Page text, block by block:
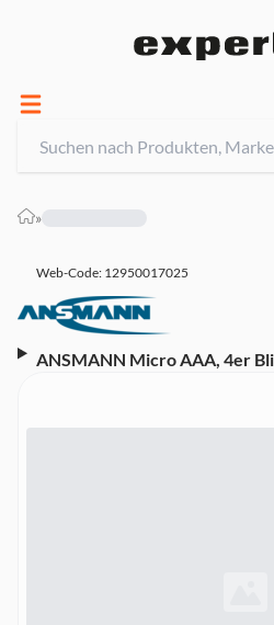
»
Web-Code: 12950017025
ANSMANN Micro AAA, 4er